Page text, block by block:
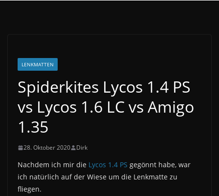
LENKMATTEN
Spiderkites Lycos 1.4 PS
vs Lycos 1.6 LC vs Amigo
1.35
28. Oktober 2020 Dirk
Nachdem ich mir die Lycos 1.4 PS gegönnt habe, war
ich natürlich auf der Wiese um die Lenkmatte zu
fliegen.